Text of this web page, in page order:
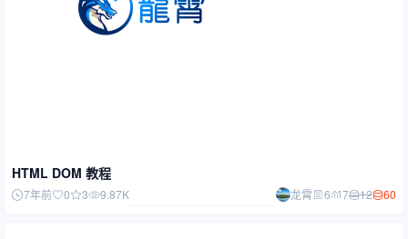
HTML DOM 教程
7年前 0 3 9.87K 龙霄 6 7 12 60